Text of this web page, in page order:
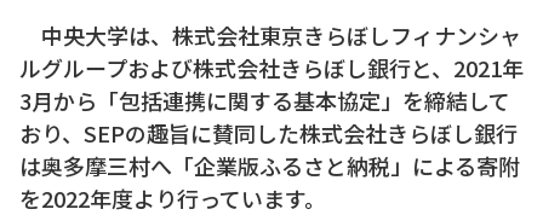
中央大学は、株式会社東京きらぼしフィナンシャ
ルグループおよび株式会社きらぼし銀行と、2021年
3月から「包括連携に関する基本協定」を締結して
おり、SEPの趣旨に賛同した株式会社きらぼし銀行
は奥多摩三村へ「企業版ふるさと納税」による寄附
を2022年度より行っています。